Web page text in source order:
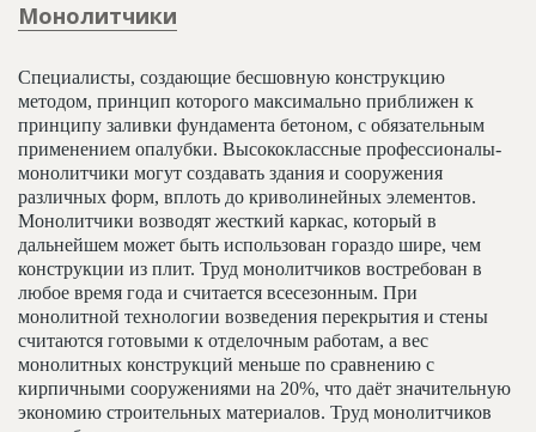
Контакты
Монолитчики
Специалисты, создающие бесшовную конструкцию
методом, принцип которого максимально приближен к
принципу заливки фундамента бетоном, с обязательным
применением опалубки. Высококлассные профессионалы-
монолитчики могут создавать здания и сооружения
различных форм, вплоть до криволинейных элементов.
Монолитчики возводят жесткий каркас, который в
дальнейшем может быть использован гораздо шире, чем
конструкции из плит. Труд монолитчиков востребован в
любое время года и считается всесезонным. При
монолитной технологии возведения перекрытия и стены
считаются готовыми к отделочным работам, а вес
монолитных конструкций меньше по сравнению с
кирпичными сооружениями на 20%, что даёт значительную
экономию строительных материалов. Труд монолитчиков